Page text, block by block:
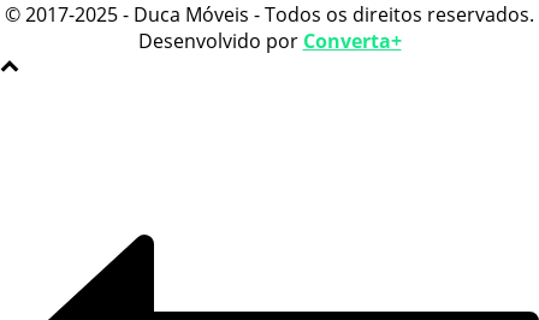
© 2017-2025 - Duca Móveis - Todos os direitos reservados.
Desenvolvido por Converta+